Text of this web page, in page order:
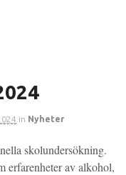
in Nyheter
skolundersökning.
erfarenheter av alkohol,